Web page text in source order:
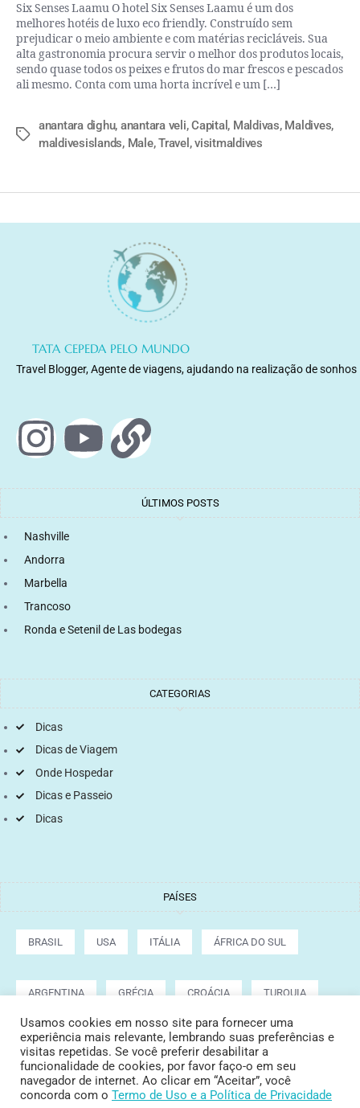
Six Senses Laamu O hotel Six Senses Laamu é um dos
melhores hotéis de luxo eco friendly. Construído sem
prejudicar o meio ambiente e com matérias recicláveis. Sua
alta gastronomia procura servir o melhor dos produtos locais,
sendo quase todos os peixes e frutos do mar frescos e pescados
ali mesmo. Conta com uma horta incrível e um […]
anantara dighu, anantara veli,Capital , Maldivas, Maldives,
maldivesislands, Male,Travel ,visitmaldives
TATA CEPEDA PELO MUNDO
Travel Blogger, Agente de viagens, ajudando na realização de sonhos
ÚLTIMOS POSTS
Nashville
Andorra
Marbella
Trancoso
Ronda e Setenil de Las bodegas
CATEGORIAS
Dicas
Dicas de Viagem
Onde Hospedar
Dicas e Passeio
Dicas
PAÍSES
BRASIL USA ITÁLIA ÁFRICA DO SUL
ARGENTINA GRÉCIA CROÁCIA TURQUIA
Copyright © 2022 Tata Cepeda
POLÍTICA DE PRIVACIDADE
Usamos cookies em nosso site para fornecer uma
experiência mais relevante, lembrando suas preferências e
visitas repetidas. Se você preferir desabilitar a
funcionalidade de cookies, por favor faço-o em seu
navegador de internet. Ao clicar em “Aceitar”, você
concorda com o Termo de Uso e a Política de Privacidade